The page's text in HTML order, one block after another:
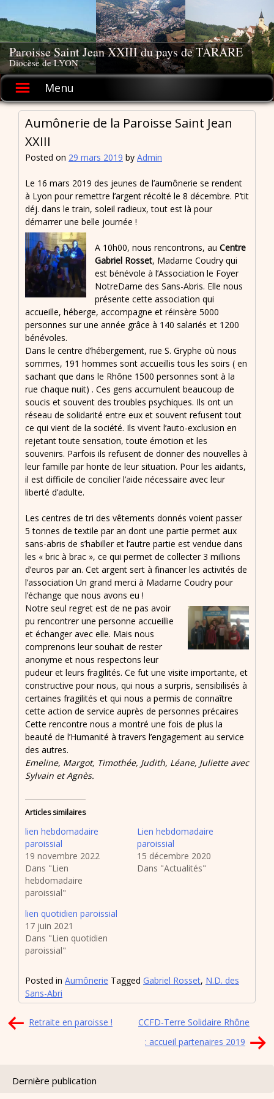
to
content
Paroisse Saint Jean XXIII du pays de TARARE
Diocèse de LYON
Menu
Aumônerie de la Paroisse Saint Jean
XXIII
Posted on 29 mars 2019 by Admin
Le 16 mars 2019 des jeunes de l’aumônerie se rendent
à Lyon pour remettre l’argent récolté le 8 décembre. P’tit
déj. dans le train, soleil radieux, tout est là pour
démarrer une belle journée !
A 10h00, nous rencontrons, au Centre
Gabriel Rosset, Madame Coudry qui
est bénévole à l’Association le Foyer
NotreDame des Sans-Abris. Elle nous
présente cette association qui
accueille, héberge, accompagne et réinsère 5000
personnes sur une année grâce à 140 salariés et 1200
bénévoles.
Dans le centre d’hébergement, rue S. Gryphe où nous
sommes, 191 hommes sont accueillis tous les soirs ( en
sachant que dans le Rhône 1500 personnes sont à la
rue chaque nuit) . Ces gens accumulent beaucoup de
soucis et souvent des troubles psychiques. Ils ont un
réseau de solidarité entre eux et souvent refusent tout
ce qui vient de la société. Ils vivent l’auto-exclusion en
rejetant toute sensation, toute émotion et les
souvenirs. Parfois ils refusent de donner des nouvelles à
leur famille par honte de leur situation. Pour les aidants,
il est difficile de concilier l’aide nécessaire avec leur
liberté d’adulte.
Les centres de tri des vêtements donnés voient passer
5 tonnes de textile par an dont une partie permet aux
sans-abris de s’habiller et l’autre partie est vendue dans
les « bric à brac », ce qui permet de collecter 3 millions
d’euros par an. Cet argent sert à financer les activités de
l’association Un grand merci à Madame Coudry pour
l’échange que nous avons eu !
Notre seul regret est de ne pas avoir
pu rencontrer une personne accueillie
et échanger avec elle. Mais nous
comprenons leur souhait de rester
anonyme et nous respectons leur
pudeur et leurs fragilités. Ce fut une visite importante, et
constructive pour nous, qui nous a surpris, sensibilisés à
certaines fragilités et qui nous a permis de connaître
cette action de service auprès de personnes précaires
Cette rencontre nous a montré une fois de plus la
beauté de l’Humanité à travers l’engagement au service
des autres.
Emeline, Margot, Timothée, Judith, Léane, Juliette avec
Sylvain et Agnès.
Articles similaires
lien hebdomadaire
paroissial
19 novembre 2022
Dans "Lien
hebdomadaire
paroissial"
Lien hebdomadaire
paroissial
15 décembre 2020
Dans "Actualités"
lien quotidien paroissial
17 juin 2021
Dans "Lien quotidien
paroissial"
Posted in Aumônerie Tagged Gabriel Rosset, N.D. des
Sans-Abri
Navigation
Retraite en paroisse !
CCFD-Terre Solidaire Rhône
: accueil partenaires 2019
Dernière publication